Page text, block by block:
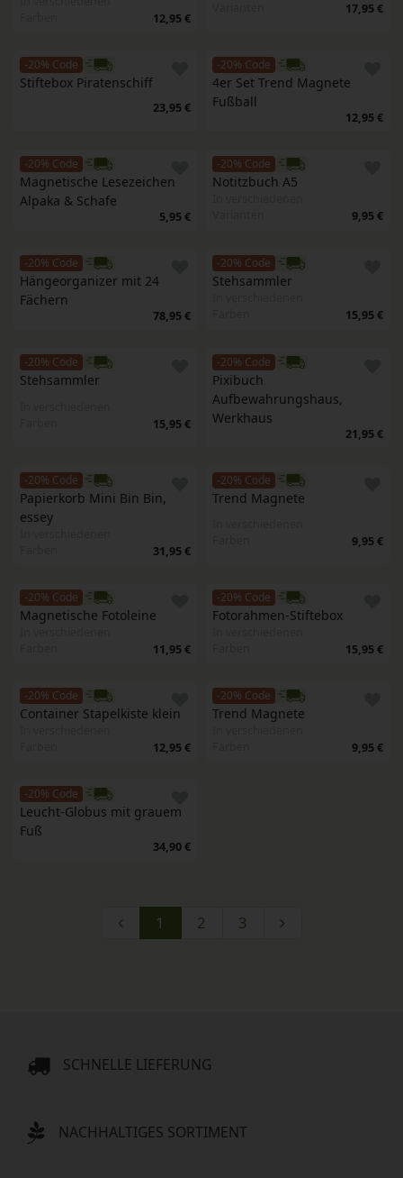
12,95 €
17,95 €
-20% Code
Stiftebox Piratenschiff
23,95 €
-20% Code
4er Set Trend Magnete
Fußball
12,95 €
-20% Code
Magnetische Lesezeichen
Alpaka & Schafe
5,95 €
-20% Code
Notitzbuch A5
9,95 €
-20% Code
Hängeorganizer mit 24
Fächern
78,95 €
-20% Code
Stehsammler
15,95 €
-20% Code
Stehsammler
15,95 €
-20% Code
Pixibuch
Aufbewahrungshaus,
Werkhaus
21,95 €
-20% Code
Papierkorb Mini Bin Bin,
essey
31,95 €
-20% Code
Trend Magnete
9,95 €
-20% Code
Magnetische Fotoleine
11,95 €
-20% Code
Fotorahmen-Stiftebox
15,95 €
-20% Code
Container Stapelkiste klein
12,95 €
-20% Code
Trend Magnete
9,95 €
-20% Code
Leucht-Globus mit grauem
Fuß
34,90 €
1 2 3
SCHNELLE LIEFERUNG
NACHHALTIGES SORTIMENT